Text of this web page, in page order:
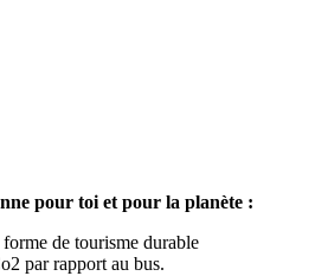
pour toi et pour la planète :
de tourisme durable
par rapport au bus.